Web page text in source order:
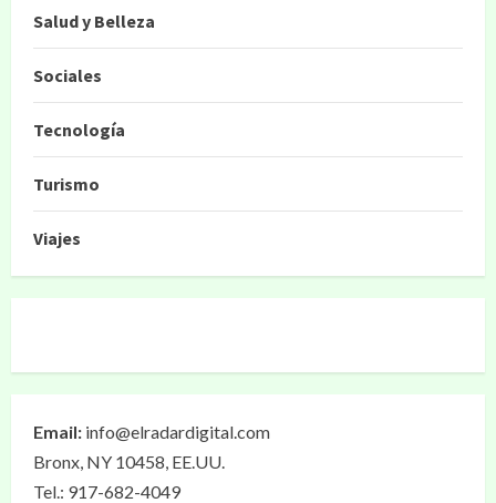
Salud y Belleza
Sociales
Tecnología
Turismo
Viajes
Email: info@elradardigital.com
Bronx, NY 10458, EE.UU.
Tel.: 917-682-4049